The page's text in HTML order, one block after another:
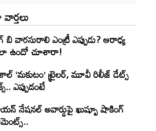
బి వారసురాలి ఎంట్రీ ఎప్పుడు? ఆరాధ్య
ఉందో చూశారా!
‘మకుటం’ ట్రైలర్, మూవీ రిలీజ్ డేట్స్
ఎప్పుడంటే
నేషనల్ అవార్డుపై ఖుష్బూ షాకింగ్